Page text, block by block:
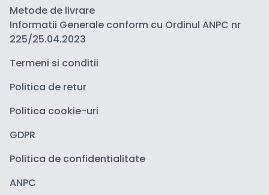
Metode de livrare
Informatii Generale conform cu Ordinul ANPC nr
225/25.04.2023
Termeni si conditii
Politica de retur
Politica cookie-uri
GDPR
Politica de confidentialitate
ANPC